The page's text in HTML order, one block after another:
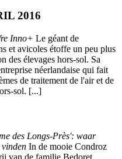
2016
Inno+ Le géant de
et avicoles étoffe un peu plus
des élevages hors-sol. Sa
néerlandaise qui fait
de traitement de l'air et de
sol. [...]
des Longs-Près': waar
In de mooie Condroz
van de familie Bedoret